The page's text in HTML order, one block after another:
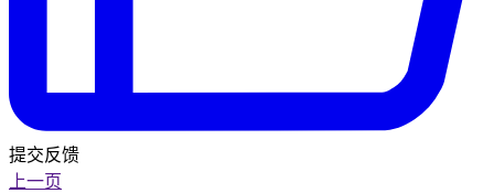
提交反馈
上一页